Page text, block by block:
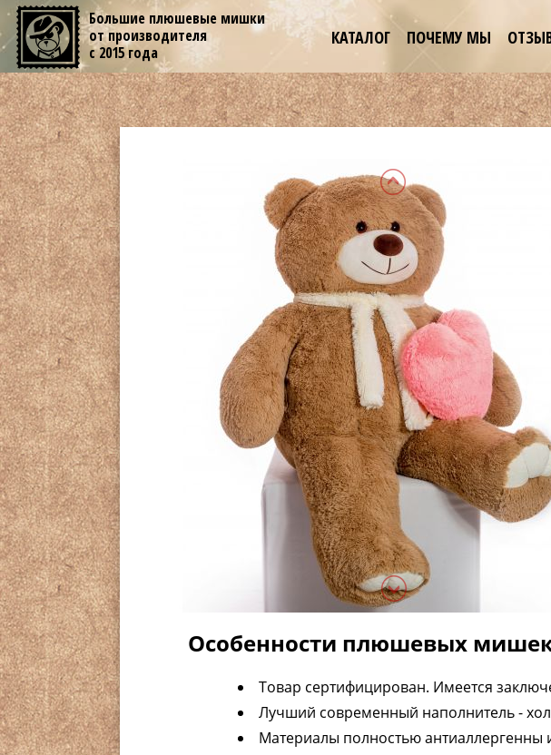
Большие плюшевые мишки
от производителя
с 2015 года
КАТАЛОГ ПОЧЕМУ МЫ
Особенности плюшевых
Товар сертифицирован. Имеется
Лучший современный наполнитель -
Материалы полностью антиаллергенны